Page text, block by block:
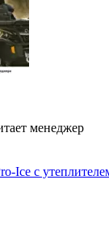
менеджер
Ice с